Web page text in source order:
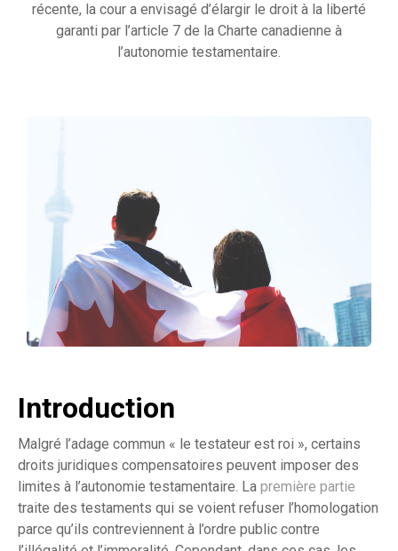
récente, la cour a envisagé d’élargir le droit à la liberté
garanti par l’article 7 de la Charte canadienne à
l’autonomie testamentaire.
Introduction
Malgré l’adage commun « le testateur est roi », certains
droits juridiques compensatoires peuvent imposer des
limites à l’autonomie testamentaire. La première partie
traite des testaments qui se voient refuser l’homologation
parce qu’ils contreviennent à l’ordre public contre